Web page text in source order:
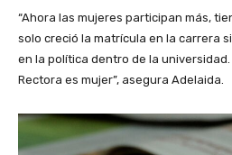
“Ahora las mujeres participan más,
solo creció la matrícula en la carrera
en la política dentro de la
Rectora es mujer”, asegura Adelaida.